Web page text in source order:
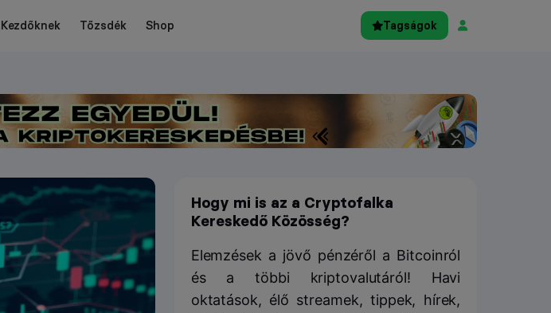
Kezdőknek Tőzsdék Shop Tagságok
Hogy mi is az a Cryptofalka
Kereskedő Közösség?
Elemzések a jövő pénzéről a Bitcoinról
és a többi kriptovalutáról! Havi
oktatások, élő streamek, tippek, hírek,